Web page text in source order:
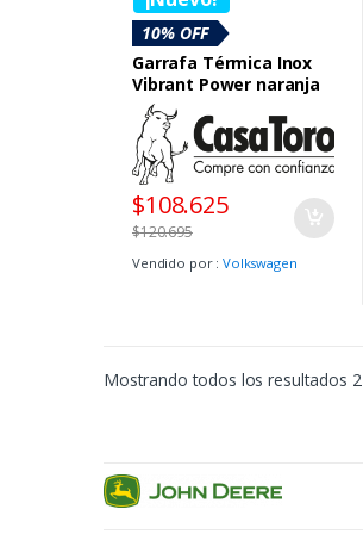
Volkswagen,
Volkswagen
10% OFF
Garrafa Térmica Inox
Vibrant Power naranja
$108.625
$120.695
Vendido por :Volkswagen
Mostrando todos los resultados 2